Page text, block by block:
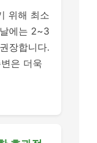
위해 최소
에는 2~3
장합니다.
은 더욱